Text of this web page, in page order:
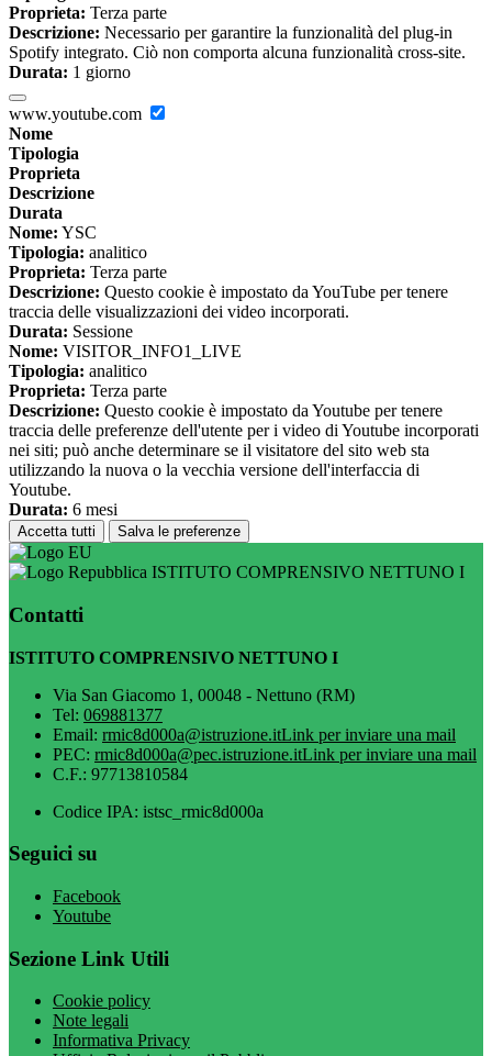
Proprieta: Terza parte
Descrizione: Necessario per garantire la funzionalità del plug-in
Spotify integrato. Ciò non comporta alcuna funzionalità cross-site.
Durata: 1 giorno
www.youtube.com
Nome
Tipologia
Proprieta
Descrizione
Durata
Nome: YSC
Tipologia: analitico
Proprieta: Terza parte
Descrizione: Questo cookie è impostato da YouTube per tenere
traccia delle visualizzazioni dei video incorporati.
Durata: Sessione
Nome: VISITOR_INFO1_LIVE
Tipologia: analitico
Proprieta: Terza parte
Descrizione: Questo cookie è impostato da Youtube per tenere
traccia delle preferenze dell'utente per i video di Youtube incorporati
nei siti; può anche determinare se il visitatore del sito web sta
utilizzando la nuova o la vecchia versione dell'interfaccia di
Youtube.
Durata: 6 mesi
Accetta tutti Salva le preferenze
ISTITUTO COMPRENSIVO NETTUNO I
Contatti
ISTITUTO COMPRENSIVO NETTUNO I
Via San Giacomo 1, 00048 - Nettuno (RM)
Tel: 069881377
Email: rmic8d000a@istruzione.itLink per inviare una mail
PEC: rmic8d000a@pec.istruzione.itLink per inviare una mail
C.F.: 97713810584
Codice IPA: istsc_rmic8d000a
Seguici su
Facebook
Youtube
Sezione Link Utili
Cookie policy
Note legali
Informativa Privacy